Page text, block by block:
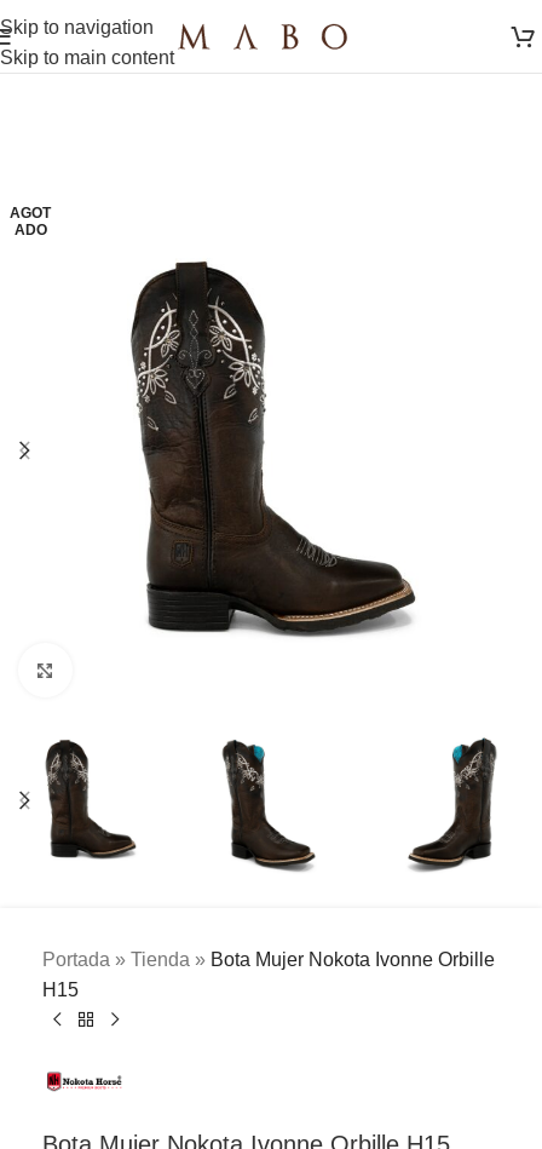
Skip to navigation
Skip to main content
AGOT
ADO
Portada » Tienda » Bota Mujer Nokota Ivonne Orbille
H15